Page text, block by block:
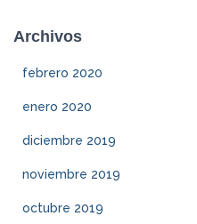
Archivos
febrero 2020
enero 2020
diciembre 2019
noviembre 2019
octubre 2019